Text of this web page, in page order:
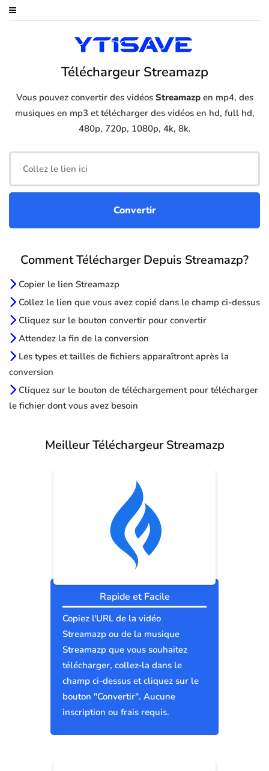
Téléchargeur Streamazp
Vous pouvez convertir des vidéos Streamazpen mp4, des
musiques en mp3 et télécharger des vidéos en hd, full hd,
480p, 720p, 1080p, 4k, 8k.
Comment Télécharger Depuis Streamazp?
Copier le lien Streamazp
Collez le lien que vous avez copié dans le champ ci-dessus
Cliquez sur le bouton convertir pour convertir
Attendez la fin de la conversion
Les types et tailles de fichiers apparaîtront après la
conversion
Cliquez sur le bouton de téléchargement pour télécharger
le fichier dont vous avez besoin
Meilleur Téléchargeur Streamazp
Rapide et Facile
Copiez l'URL de la vidéo
Streamazp ou de la musique
Streamazp que vous souhaitez
télécharger, collez-la dans le
champ ci-dessus et cliquez sur le
bouton "Convertir". Aucune
inscription ou frais requis.